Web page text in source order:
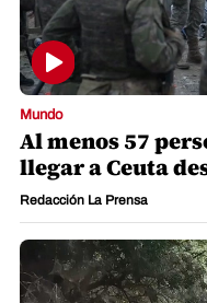
Mundo
Al menos 57
llegar a Ceuta
Redacción La Prensa